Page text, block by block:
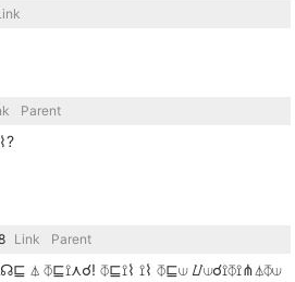
Parent
Link Parent
⏃ ⏁⊑⟟⋏☌! ⏁⊑⟟⌇ ⟟⌇ ⏁⊑⟒ ⌰⟒☌⟟⏁⟟⋔⏃⏁⟒